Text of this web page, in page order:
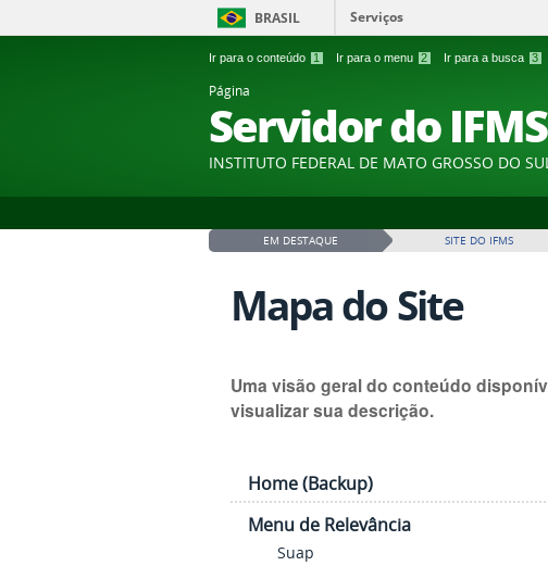
Ir para o conteúdo 1 Ir para o menu 2 Ir para a busca 3
BRASIL Serviços
Página
Servidor do IFMS
INSTITUTO FEDERAL DE MATO GROSSO DO
EM DESTAQUE SITE DO IFMS
Mapa do Site
Uma visão geral do conteúdo
visualizar sua descrição.
Home (Backup)
Menu de Relevância
Suap